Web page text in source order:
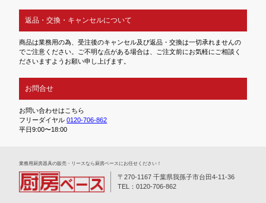
返品・交換・キャンセルについて
商品は業務用の為、受注後のキャンセル及び返品・交換は一切承れませんの
でご注意ください。ご不明な点がある場合は、ご注文前にお気軽にご相談く
ださいますようお願い申し上げます。
お問合せ
お問い合わせはこちら
フリーダイヤル0120-706-862
平日9:00〜18:00
業務⽤厨房器具の販売・リースなら厨房ベースにお任せください！
〒270-1167 千葉県我孫子市台田4-11-36
TEL：0120-706-862